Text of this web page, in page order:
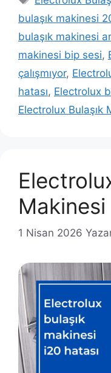
bulaşık makinesi
bulaşık makinesi
makinesi bip sesi,
çalışmıyor,
hatası, Electrolux
Electrolux Bulaşık
Makinesi
1 Nisan 2026